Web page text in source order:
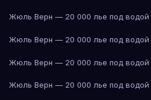
Жюль Верн — 20 000 лье под водой
Жюль Верн — 20 000 лье под водой
Жюль Верн — 20 000 лье под водой
Жюль Верн — 20 000 лье под водой